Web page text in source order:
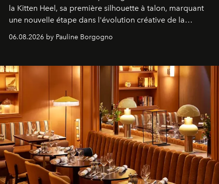
la Kitten Heel, sa première silhouette à talon, marquant
une nouvelle étape dans l'évolution créative de la
06.08.2026 by Pauline Borgogno